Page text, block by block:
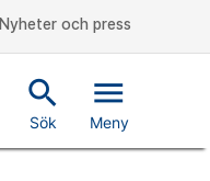
Nyheter och press
search
Sök
menu
Meny